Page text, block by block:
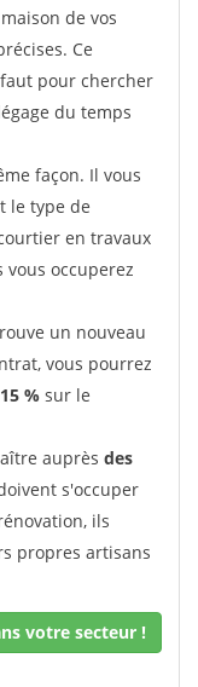
de vos
Ce
pour chercher
du temps
façon. Il vous
le type de
en travaux
occuperez
un nouveau
vous pourrez
% sur le
auprès des
s'occuper
ils
propres artisans
votre secteur !